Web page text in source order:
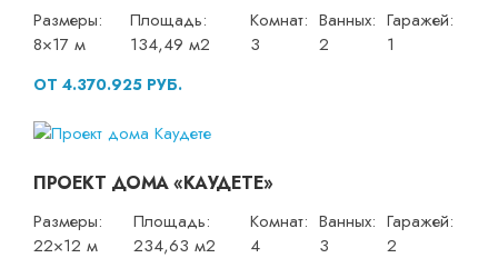
Размеры:
8×17 м
Площадь:
134,49 м2
Комнат:
3
Ванных:
2
Гаражей:
1
ОТ 4.370.925 РУБ.
ПРОЕКТ ДОМА «КАУДЕТЕ»
Размеры:
22×12 м
Площадь:
234,63 м2
Комнат:
4
Ванных:
3
Гаражей:
2